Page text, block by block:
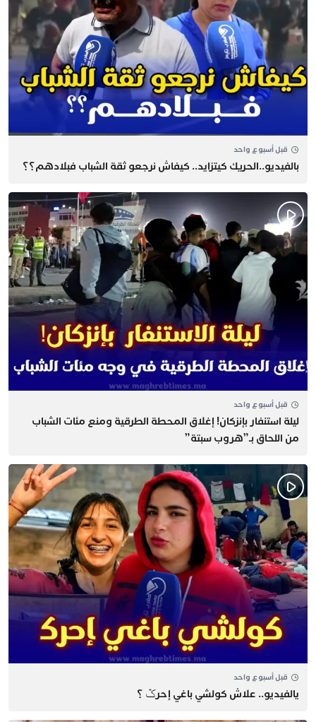
قبل أسبوع واحد
بالفيديو..الحريك كيتزايد.. كيفاش نرجعو ثقة الشباب فبلادهم؟؟
قبل أسبوع واحد
​ليلة استنفار بإنزكان! إغلاق المحطة الطرقية ومنع مئات الشباب
من اللحاق بـ”هروب سبتة”
قبل أسبوع واحد
يالفيديو.. علاش كولشي باغي إحرݣ ؟